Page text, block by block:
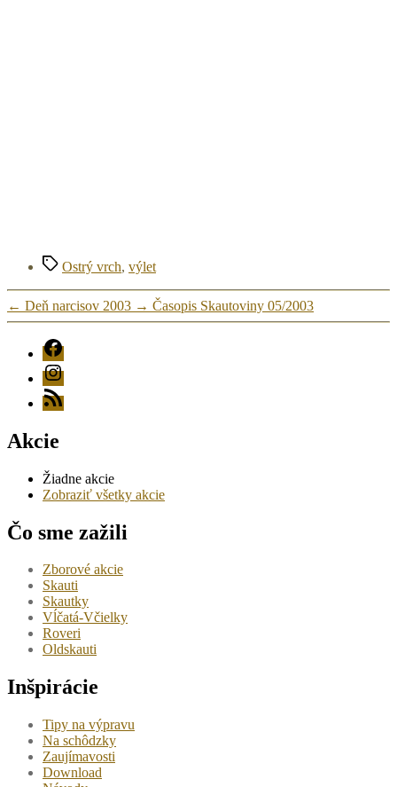
ZnačkyOstrý vrch, výlet
← Deň narcisov 2003 → Časopis Skautoviny 05/2003
FB
Instagram
RSS
Akcie
Žiadne akcie
Zobraziť všetky akcie
Čo sme zažili
Zborové akcie
Skauti
Skautky
Vĺčatá-Včielky
Roveri
Oldskauti
Inšpirácie
Tipy na výpravu
Na schôdzky
Zaujímavosti
Download